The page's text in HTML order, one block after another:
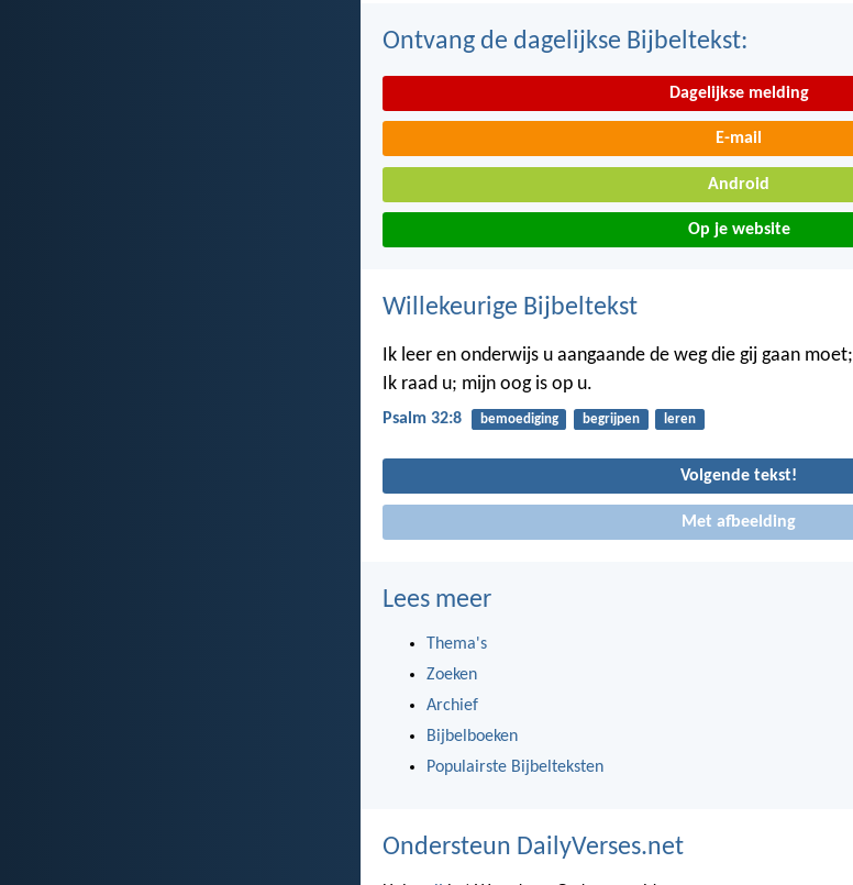
Ontvang de dagelijkse Bijbeltekst:
Dagelijkse melding
E-mail
Android
Op je website
Willekeurige Bijbeltekst
Ik leer en onderwijs u aangaande de weg die gij gaan moet;
Ik raad u; mijn oog is op u.
Psalm 32:8 bemoediging begrijpen leren
Volgende tekst!
Met afbeelding
Lees meer
Thema's
Zoeken
Archief
Bijbelboeken
Populairste Bijbelteksten
Ondersteun DailyVerses.net